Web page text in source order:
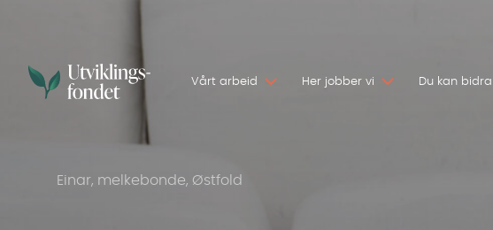
Vårt arbeid Her jobber vi Du kan bidra
Einar, melkebonde, Østfold